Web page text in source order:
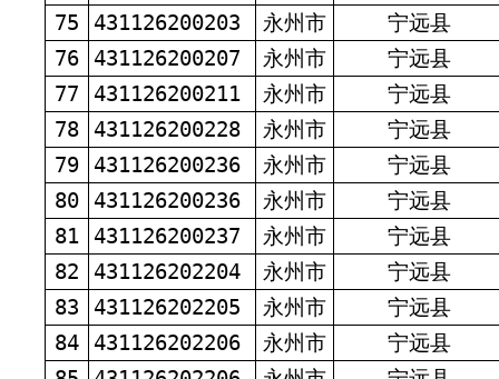
75
431126200203 永州市
宁远县
76
431126200207 永州市
宁远县
77
431126200211 永州市
宁远县
78
431126200228 永州市
宁远县
79
431126200236 永州市
宁远县
80
431126200236 永州市
宁远县
81
431126200237 永州市
宁远县
82
431126202204 永州市
宁远县
83
431126202205 永州市
宁远县
84
431126202206 永州市
宁远县